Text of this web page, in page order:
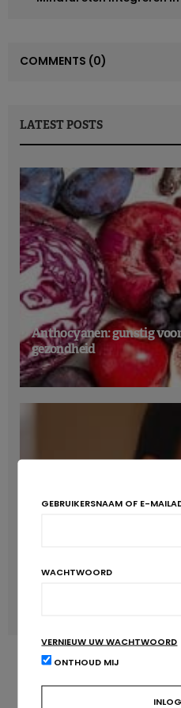
Dezenieuwe richtlijnen
waarvoor vaak een
onze bevolking, die er voor
genoeg van consumeren,
De Amerikaanse aanbeveling
naar 1,2 tot 1,6 g eiwit per kilo
(tegenover 0,8 voorheen en
wordenvolkoren granen
,
boven geraffineerde granen,
omgekeerde piramide
van de rage rond ‘low-carb’
dan te bedenken dat
is aangemerkt als de
met het grootste verlies aan
COMMENTS (0)
LATEST POSTS
Anthocyanen: gunstig
gezondheid
GEBRUIKERSNAAM OF E-
WACHTWOORD
VERNIEUW UW WACHTWOORD
ONTHOUD MIJ